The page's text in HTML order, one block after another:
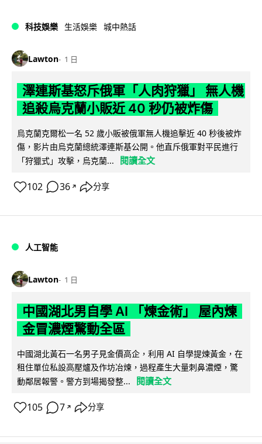
科技娛樂 生活娛樂 城中熱話
Lawton 1 日
澤連斯基怒斥俄軍「人肉狩獵」 無人機
追殺烏克蘭小販近 40 秒仍被炸傷
烏克蘭克爾松一名 52 歲小販被俄軍無人機追擊近 40 秒後被炸
傷，影片由烏克蘭總統澤連斯基公開。他直斥俄軍對平民進行
「狩獵式」攻擊，烏克蘭...
閱讀全文
102 36 ↗ 分享
人工智能
Lawton 1 日
中國湖北男自學 AI 「煉金術」 屋內煉
金冒濃煙驚動全區
中國湖北黃石一名男子見金價高企，利用 AI 自學提煉黃金，在
租住單位私設高壓爐及作坊冶煉，過程產生大量刺鼻濃煙，驚
動鄰居報警。警方到場揭發整...
閱讀全文
105 7 ↗ 分享